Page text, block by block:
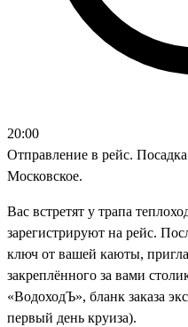
20:00
Отправление в рейс.
Московское.
Вас встретят у трапа
зарегистрируют на рейс.
ключ от вашей каюты,
закреплённого за вами
«ВодоходЪ», бланк заказа
первый день круиза).